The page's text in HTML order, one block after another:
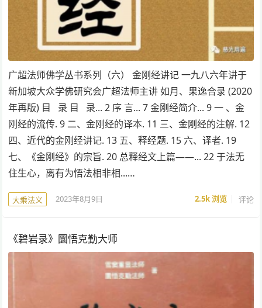
广超法师佛学丛书系列（六） 金刚经讲记 一九八六年讲于
新加坡大众学佛研究会广超法师主讲 如月、果逸合录 (2020
年再版) 目 录 目 录... 2 序 言... 7 金刚经简介... 9 一 、金
刚经的流传. 9 二、金刚经的译本. 11 三、金刚经的注解. 12
四、近代的金刚经讲记. 13 五、释经题. 15 六、译者. 19
七、《金刚经》的宗旨. 20 总释经文上篇——... 22 于法无
住生心，离有为悟法相非相...…
大乘法义 2023年8月9日 2.5k浏览 评论
《碧岩录》圜悟克勤大师